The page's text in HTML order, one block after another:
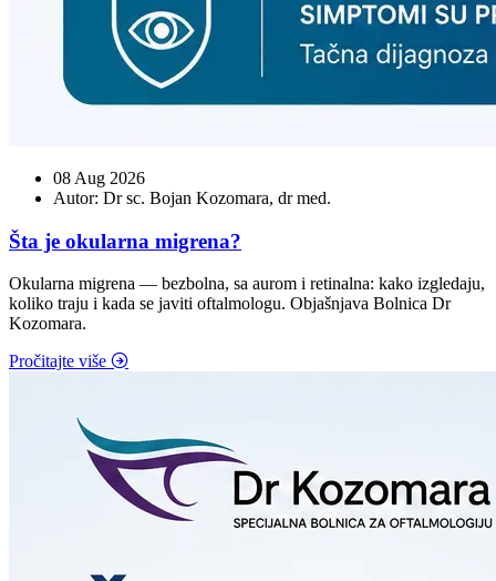
08 Aug 2026
Autor: Dr sc. Bojan Kozomara, dr med.
Šta je okularna migrena?
Okularna migrena — bezbolna, sa aurom i retinalna: kako izgledaju,
koliko traju i kada se javiti oftalmologu. Objašnjava Bolnica Dr
Kozomara.
Pročitajte više